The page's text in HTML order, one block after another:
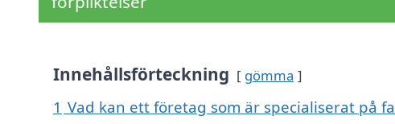
Innehållsförteckning gömma
1 Vad kan ett företag som är specialiserat på